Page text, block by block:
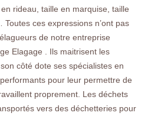
rideau, taille en marquise, taille
ces expressions n’ont pas
de notre entreprise
Elagage . Ils maitrisent les
côté dote ses spécialistes en
pour leur permettre de
proprement. Les déchets
vers des déchetteries pour